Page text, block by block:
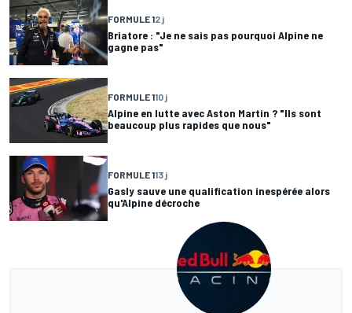
FORMULE 12 j
Briatore : "Je ne sais pas pourquoi Alpine ne
gagne pas"
FORMULE 110 j
Alpine en lutte avec Aston Martin ? "Ils sont
beaucoup plus rapides que nous"
FORMULE 113 j
Gasly sauve une qualification inespérée alors
qu'Alpine décroche